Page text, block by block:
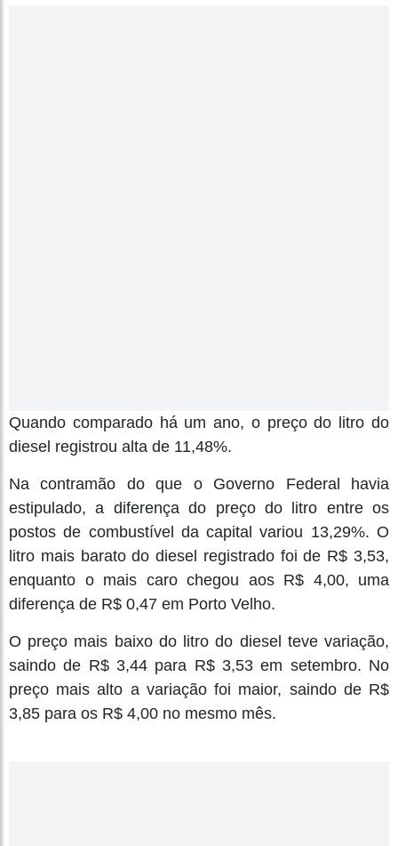
Quando comparado há um ano, o preço do litro do
diesel registrou alta de 11,48%.
Na contramão do que o Governo Federal havia
estipulado, a diferença do preço do litro entre os
postos de combustível da capital variou 13,29%. O
litro mais barato do diesel registrado foi de R$ 3,53,
enquanto o mais caro chegou aos R$ 4,00, uma
diferença de R$ 0,47 em Porto Velho.
O preço mais baixo do litro do diesel teve variação,
saindo de R$ 3,44 para R$ 3,53 em setembro. No
preço mais alto a variação foi maior, saindo de R$
3,85 para os R$ 4,00 no mesmo mês.